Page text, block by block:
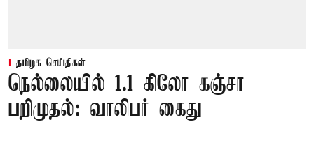
தமிழக செய்திகள்
நெல்லையில் 1.1 கிலோ கஞ்சா
பறிமுதல்: வாலிபர் கைது